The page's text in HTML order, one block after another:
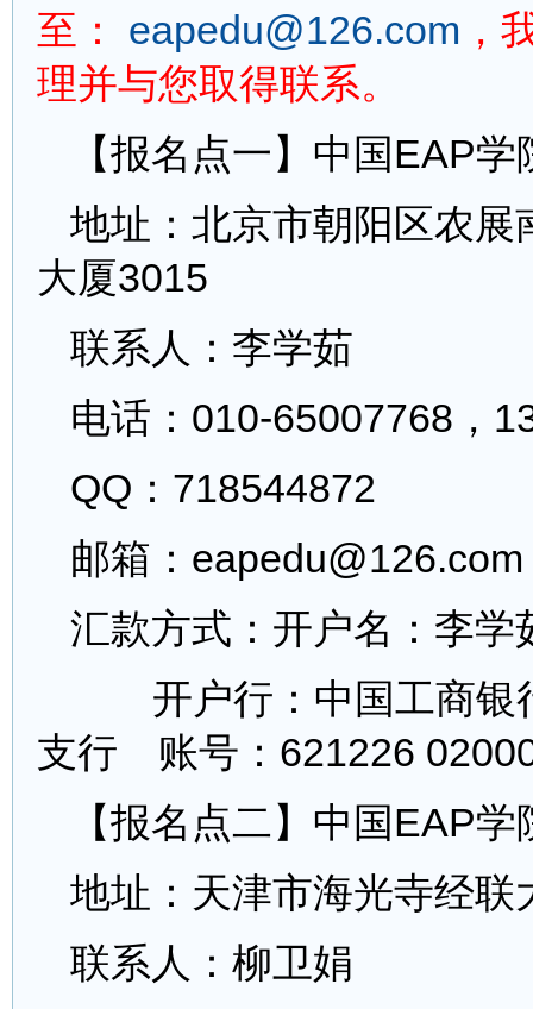
至：
eapedu@126.com ，
理并与您取得联系。
【报名点一】中国EAP
地址：北京市朝阳区农展
大厦3015
联系人：李学茹
电话：010-65007768，
QQ：718544872
邮箱：eapedu@126.com
汇款方式：开户名：李学
开户行：中国工商银
支行 账号：621226
【报名点二】中国EAP
地址：天津市海光寺经联
联系人：柳卫娟